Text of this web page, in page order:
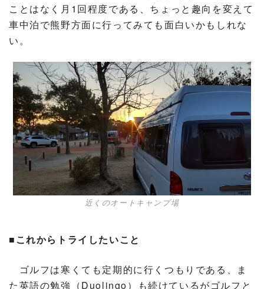
ことはなく月1回程度である、ちょっと趣向を変えて
車中泊で熊野方面に行ってみても面白いかもしれな
い。
近くのオートキャンプ場
■これからトライしたいこと
ゴルフは寒くても定期的に行くつもりである、ま
た英語の勉強（Duolingo）も続けているがゴルフと